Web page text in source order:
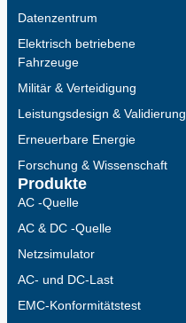
Datenzentrum
Elektrisch betriebene
Fahrzeuge
Militär & Verteidigung
Leistungsdesign & Validierung
Erneuerbare Energie
Forschung & Wissenschaft
Produkte
AC -Quelle
AC & DC -Quelle
Netzsimulator
AC- und DC-Last
EMC-Konformitätstest